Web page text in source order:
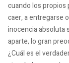
cuando los propios
caer, a entregarse
inocencia absoluta
aparte, lo gran
¿Cuál es el